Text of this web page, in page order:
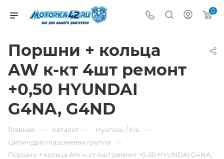
0
Поршни + кольца
AW к-кт 4шт ремонт
+0,50 HYUNDAI
G4NA, G4ND
Главная — Каталог — Hyundai / Kia —
Цилиндро-поршневая группа —
Поршни + кольца AW к-кт 4шт ремонт +0,50 HYUNDAI G4NA,